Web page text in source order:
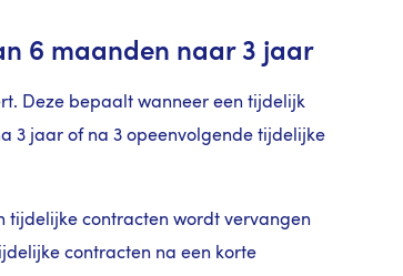
6 maanden naar 3 jaar
Deze bepaalt wanneer een tijdelijk
3 jaar of na 3 opeenvolgende tijdelijke
tijdelijke contracten wordt vervangen
contracten na een korte